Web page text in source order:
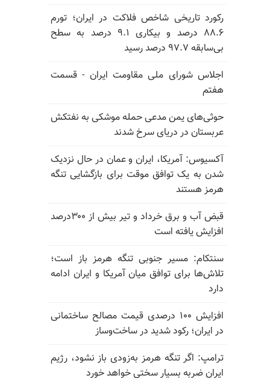
رکورد تاریخی شاخص فلاکت در ایران؛ تورم
۸۸.۶ درصد و بیکاری ۹.۱ درصد به سطح
بی‌سابقه ۹۷.۷ درصد رسید
اجلاس شورای ملی مقاومت ایران - قسمت
هفتم
حوثی‌های یمن مدعی حمله موشکی به نفتکش
عربستان در دریای سرخ شدند
آکسیوس: آمریکا، ایران و عمان در حال نزدیک
شدن به یک توافق موقت برای بازگشایی تنگه
هرمز هستند
قبض آب و برق خرداد و تیر بیش از ۳۰۰درصد
افزایش یافته است
سنتکام: مسیر جنوبی تنگه هرمز باز است؛
تلاش‌ها برای توافق میان آمریکا و ایران ادامه
دارد
افزایش ۱۰۰ درصدی قیمت مصالح ساختمانی
در ایران؛ رکود شدید در ساخت‌وساز
ترامپ: اگر تنگه هرمز به‌زودی باز نشود، رژیم
ایران ضربه بسیار سختی خواهد خورد